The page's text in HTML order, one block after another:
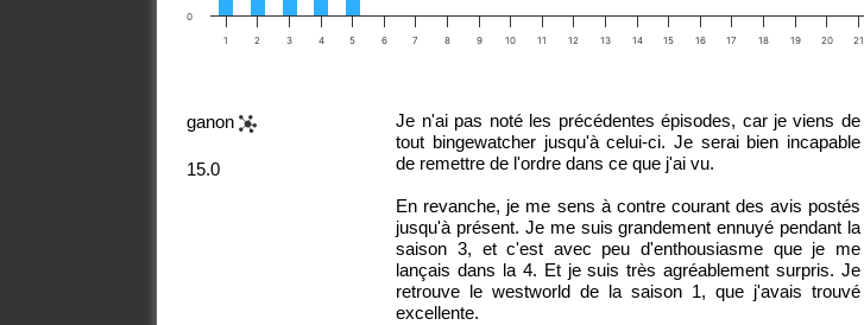
1 2 3 4 5 6 7 8 9 10 11 12 13 14 15 16 17 18 19 20 21
0
ganon
15.0
Je n'ai pas noté les précédentes épisodes, car je viens de
tout bingewatcher jusqu'à celui-ci. Je serai bien incapable
de remettre de l'ordre dans ce que j'ai vu.
En revanche, je me sens à contre courant des avis postés
jusqu'à présent. Je me suis grandement ennuyé pendant la
saison 3, et c'est avec peu d'enthousiasme que je me
lançais dans la 4. Et je suis très agréablement surpris. Je
retrouve le westworld de la saison 1, que j'avais trouvé
excellente.